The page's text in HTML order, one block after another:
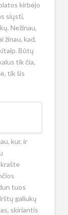
kirbėjo
siųsti,
Nežinau,
žinau, kad,
Būtų
tik čia,
tik šis
kur, ir
tuos
galiukų
skiriantis